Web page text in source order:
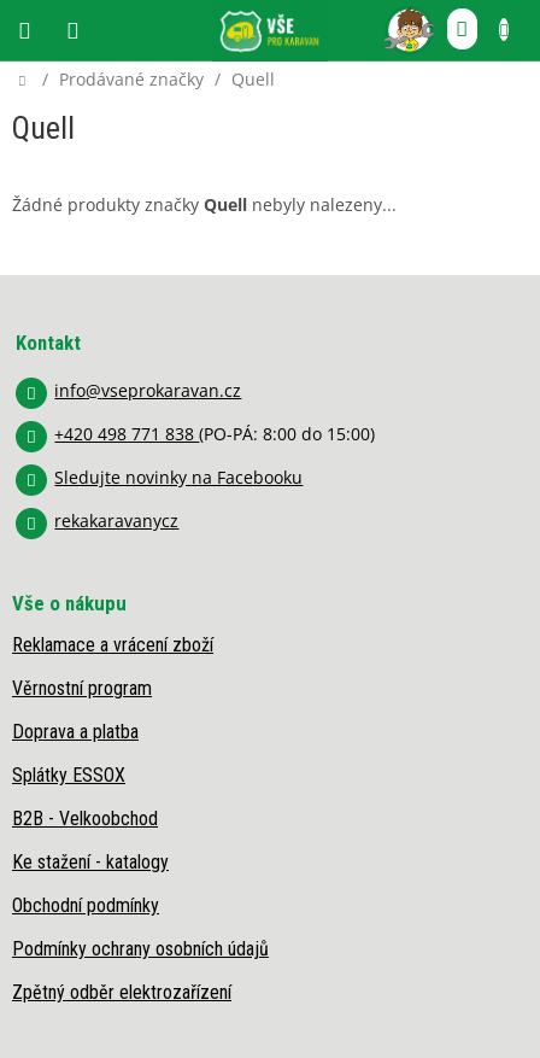
obsah
CZK
Domů
/ Prodávané značky / Quell
Quell
Žádné produkty značky Quell nebyly nalezeny...
Kontakt
info@vseprokaravan.cz
+420 498 771 838(PO-PÁ: 8:00 do 15:00)
Sledujte novinky na Facebooku
rekakaravanycz
Vše o nákupu
Reklamace a vrácení zboží
Věrnostní program
Doprava a platba
Splátky ESSOX
B2B - Velkoobchod
Ke stažení - katalogy
Obchodní podmínky
Podmínky ochrany osobních údajů
Zpětný odběr elektrozařízení